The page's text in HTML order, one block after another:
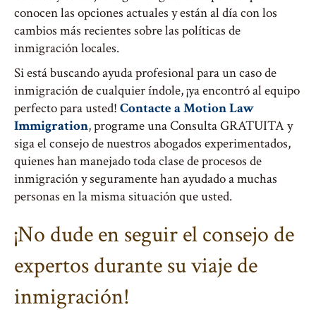
conocen las opciones actuales y están al día con los
cambios más recientes sobre las políticas de
inmigración locales.
Si está buscando ayuda profesional para un caso de
inmigración de cualquier índole, ¡ya encontró al equipo
perfecto para usted! Contacte a Motion Law
Immigration, programe una Consulta GRATUITA y
siga el consejo de nuestros abogados experimentados,
quienes han manejado toda clase de procesos de
inmigración y seguramente han ayudado a muchas
personas en la misma situación que usted.
¡No dude en seguir el consejo de
expertos durante su viaje de
inmigración!